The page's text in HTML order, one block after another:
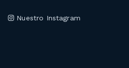
Nuestro Instagram